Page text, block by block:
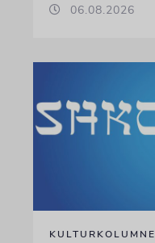
06.08.2026
KULTURKOLUMNE